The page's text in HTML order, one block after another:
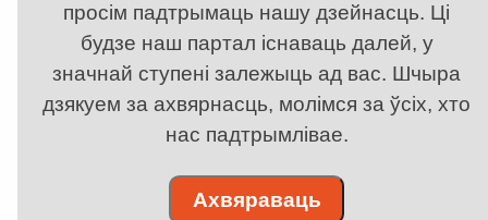
просім падтрымаць нашу дзейнасць. Ці
будзе наш партал існаваць далей, у
значнай ступені залежыць ад вас. Шчыра
дзякуем за ахвярнасць, молімся за ўсіх, хто
нас падтрымлівае.
Ахвяраваць